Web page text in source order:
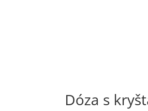
Dóza s